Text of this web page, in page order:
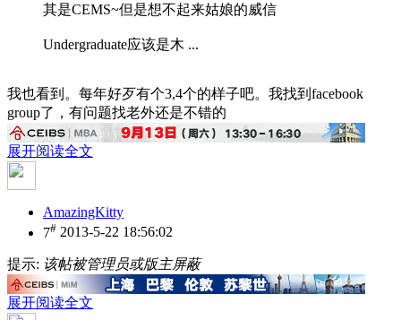
其是CEMS~但是想不起来姑娘的威信
Undergraduate应该是木 ...
我也看到。每年好歹有个3,4个的样子吧。我找到facebook
group了，有问题找老外还是不错的
展开阅读全文
AmazingKitty
7# 2013-5-22 18:56:02
提示: 该帖被管理员或版主屏蔽
展开阅读全文